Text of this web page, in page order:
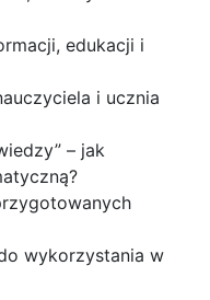
edukacji i
i ucznia
– jak
wykorzystania w